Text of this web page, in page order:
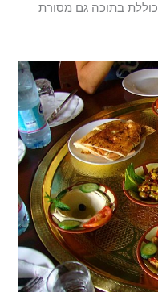
בתוכה גם מסורת